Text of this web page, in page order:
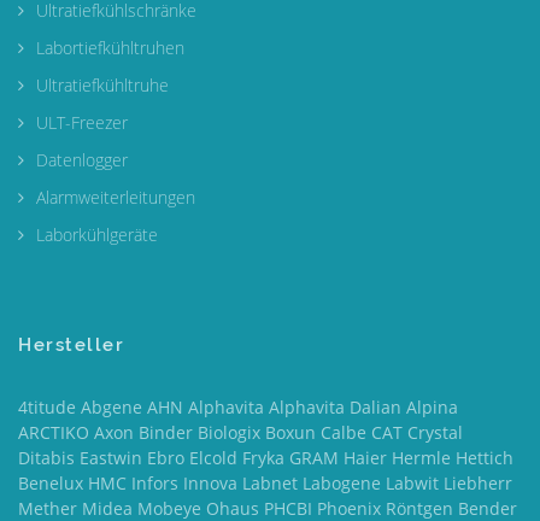
Ultratiefkühlschränke
Labortiefkühltruhen
Ultratiefkühltruhe
ULT-Freezer
Datenlogger
Alarmweiterleitungen
Laborkühlgeräte
Hersteller
4titude Abgene AHN Alphavita Alphavita Dalian Alpina
ARCTIKO Axon Binder Biologix Boxun Calbe CAT Crystal
Ditabis Eastwin Ebro Elcold Fryka GRAM Haier Hermle Hettich
Benelux HMC Infors Innova Labnet Labogene Labwit Liebherr
Mether Midea Mobeye Ohaus PHCBI Phoenix Röntgen Bender